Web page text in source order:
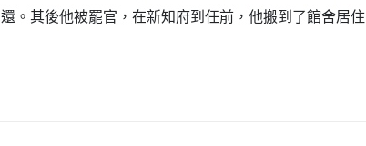
還。其後他被罷官，在新知府到任前，他搬到了館舍居住